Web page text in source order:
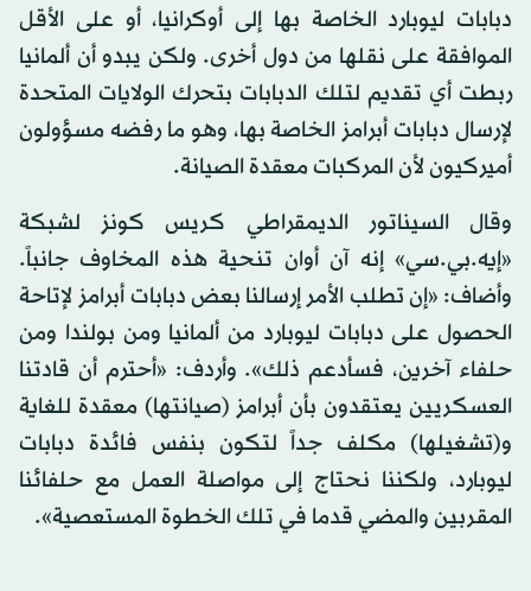
دبابات ليوبارد الخاصة بها إلى أوكرانيا، أو على الأقل
الموافقة على نقلها من دول أخرى. ولكن يبدو أن ألمانيا
ربطت أي تقديم لتلك الدبابات بتحرك الولايات المتحدة
لإرسال دبابات أبرامز الخاصة بها، وهو ما رفضه مسؤولون
أميركيون لأن المركبات معقدة الصيانة.
وقال السيناتور الديمقراطي كريس كونز لشبكة
«إيه.بي.سي» إنه آن أوان تنحية هذه المخاوف جانباً.
وأضاف: «إن تطلب الأمر إرسالنا بعض دبابات أبرامز لإتاحة
الحصول على دبابات ليوبارد من ألمانيا ومن بولندا ومن
حلفاء آخرين، فسأدعم ذلك». وأردف: «أحترم أن قادتنا
العسكريين يعتقدون بأن أبرامز (صيانتها) معقدة للغاية
و(تشغيلها) مكلف جداً لتكون بنفس فائدة دبابات
ليوبارد، ولكننا نحتاج إلى مواصلة العمل مع حلفائنا
المقربين والمضي قدما في تلك الخطوة المستعصية».